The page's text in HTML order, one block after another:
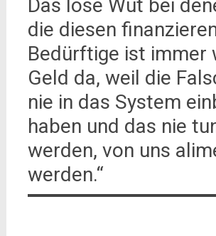
Das löse Wut bei
die diesen
Bedürftige ist immer
Geld da, weil die
nie in das System
haben und das nie
werden, von uns
werden.“